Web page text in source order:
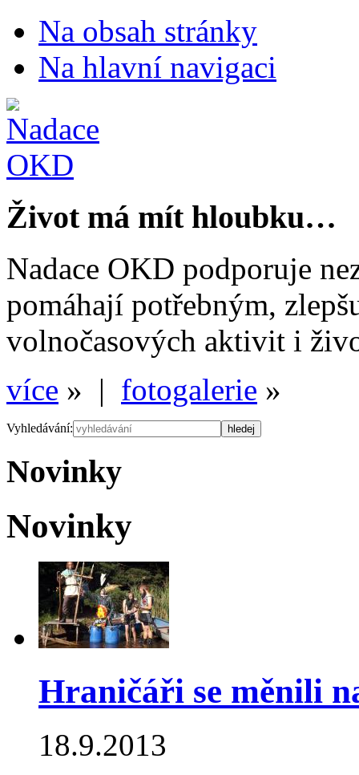
Na obsah stránky
Na hlavní navigaci
Život má mít hloubku…
Nadace OKD podporuje
pomáhají potřebným,
volnočasových aktivit i
více » | fotogalerie »
Vyhledávání:
Novinky
Novinky
Hraničáři se měnili
18.9.2013